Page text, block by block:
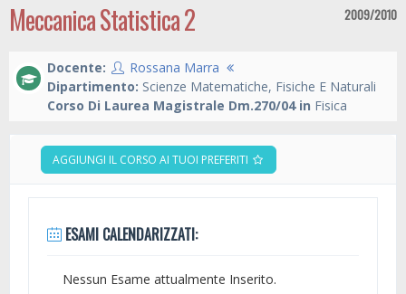
Meccanica Statistica 2 2009/2010
Docente:
Rossana Marra
Dipartimento: Scienze Matematiche, Fisiche E Naturali
Corso Di Laurea Magistrale Dm.270/04 in Fisica
AGGIUNGI IL CORSO AI TUOI PREFERITI
ESAMI CALENDARIZZATI:
Nessun Esame attualmente Inserito.